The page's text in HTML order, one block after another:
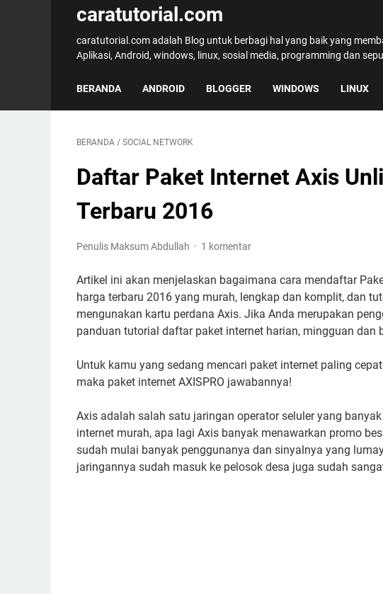
caratutorial.com
caratutorial.com adalah Blog untuk berbagi hal yang baik yang
Aplikasi, Android, windows, linux, sosial media, programming dan
BERANDA ANDROID BLOGGER WINDOWS LINUX
BERANDA / SOCIAL NETWORK
Daftar Paket Internet Axis
Terbaru 2016
Penulis Maksum Abdullah 1 komentar
Artikel ini akan menjelaskan bagaimana cara mendaftar
harga terbaru 2016 yang murah, lengkap dan komplit, dan
mengunakan kartu perdana Axis. Jika Anda merupakan
panduan tutorial daftar paket internet harian, mingguan dan
Untuk kamu yang sedang mencari paket internet paling
maka paket internet AXISPRO jawabannya!
Axis adalah salah satu jaringan operator seluler yang
internet murah, apa lagi Axis banyak menawarkan promo
sudah mulai banyak penggunanya dan sinyalnya yang
jaringannya sudah masuk ke pelosok desa juga sudah